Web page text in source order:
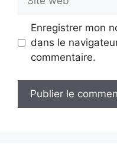
web
Enregistrer mon
dans le
commentaire.